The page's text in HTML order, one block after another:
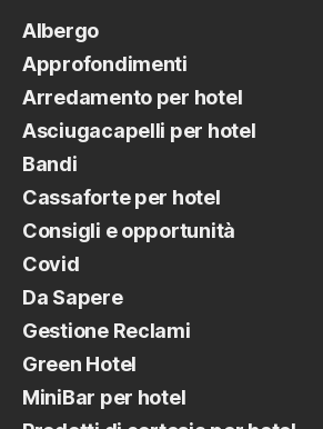
Albergo
Approfondimenti
Arredamento per hotel
Asciugacapelli per hotel
Bandi
Cassaforte per hotel
Consigli e opportunità
Covid
Da Sapere
Gestione Reclami
Green Hotel
MiniBar per hotel